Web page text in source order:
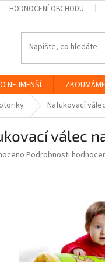
HODNOCENÍ OBCHODU
NEJMENŠÍ ZKOUMÁME
Nafukovací
válec
Podrobnosti